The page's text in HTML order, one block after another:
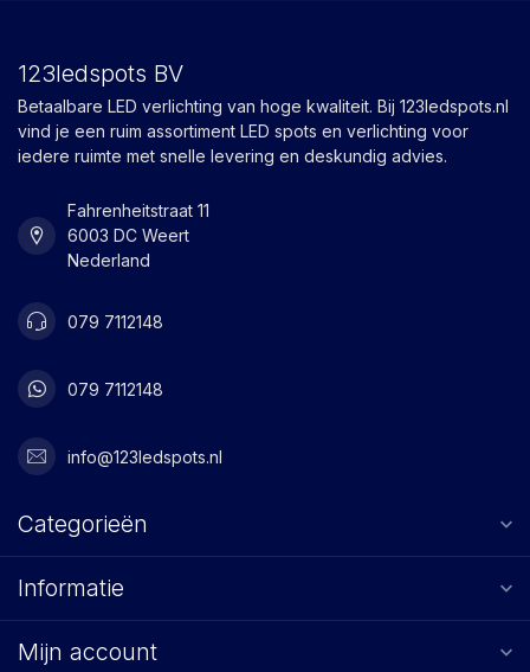
123ledspots BV
Betaalbare LED verlichting van hoge kwaliteit. Bij 123ledspots.nl
vind je een ruim assortiment LED spots en verlichting voor
iedere ruimte met snelle levering en deskundig advies.
Fahrenheitstraat 11
6003 DC Weert
Nederland
079 7112148
079 7112148
info@123ledspots.nl
Categorieën
Informatie
Mijn account